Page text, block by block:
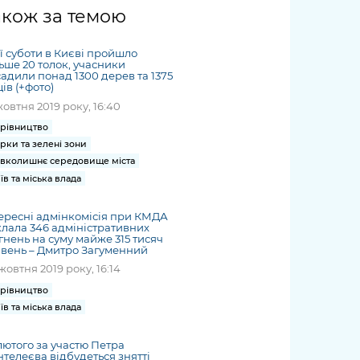
Безбар'єрність
Київська міська військова
адміністрація
Портал послуг
Міський застосунок Київ
Цифровий
Важливе під час
воєнного стану
міській військовій
адміністрації
«Ініціатива
«Партнерство
«Відкритий Уряд» –
місцевий рівень»
Важливе під час
дій чи
дашборди
та
/
журналіст
ський
запит /
Submitting
a media
request
media
за темою
суботи в Києві пройшло
20 толок, учасники
понад 1300 дерев та 1375
(+фото)
2019 року, 16:40
та зелені зони
середовище міста
та міська влада
адмінкомісія при КМДА
346 адміністративних
на суму майже 315 тисяч
– Дмитро Загуменний
2019 року, 16:14
та міська влада
за участю Петра
відбудеться знятті